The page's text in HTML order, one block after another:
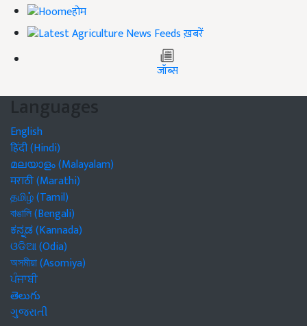
होम
ख़बरें
जॉब्स
Languages
English
हिंदी (Hindi)
മലയാളം (Malayalam)
मराठी (Marathi)
தமிழ் (Tamil)
বাঙালি (Bengali)
ಕನ್ನಡ (Kannada)
ଓଡିଆ (Odia)
অসমীয়া (Asomiya)
ਪੰਜਾਬੀ
తెలుగు
ગુજરાતી